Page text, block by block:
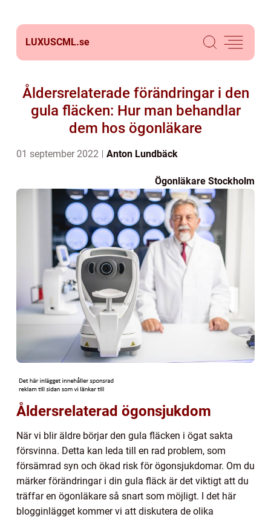
LUXUSCML.se
Åldersrelaterade förändringar i den
gula fläcken: Hur man behandlar
dem hos ögonläkare
01 september 2022 Anton Lundbäck
Ögonläkare Stockholm
Åldersrelaterad ögonsjukdom
När vi blir äldre börjar den gula fläcken i ögat sakta
försvinna. Detta kan leda till en rad problem, som
försämrad syn och ökad risk för ögonsjukdomar. Om du
märker förändringar i din gula fläck är det viktigt att du
träffar en ögonläkare så snart som möjligt. I det här
blogginlägget kommer vi att diskutera de olika